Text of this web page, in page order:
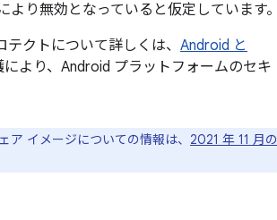
り無効となっていると仮定しています。
クトについて詳しくは、 Android と
より、Android プラットフォームのセキ
イメージについての情報は、 2021 年 11 月の